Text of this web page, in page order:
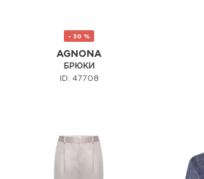
- 30 %
AGNONA
БРЮКИ
ID: 47708